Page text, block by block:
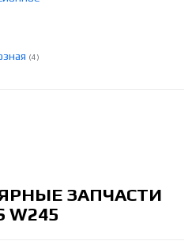
(4)
ЗАПЧАСТИ
W245